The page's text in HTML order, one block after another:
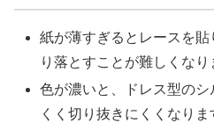
紙が薄すぎるとレースを
り落とすことが難しくなり
色が濃いと、ドレス型の
くく切り抜きにくくなりま